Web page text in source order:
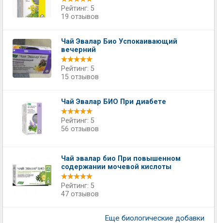
Рейтинг: 5
19 отзывов
Чай Эвалар Био Успокаивающий
вечерний
Рейтинг: 5
15 отзывов
Чай Эвалар БИО При диабете
Рейтинг: 5
56 отзывов
Чай эвалар био При повышенном
содержании мочевой кислоты
Рейтинг: 5
47 отзывов
Еще биологические добавки